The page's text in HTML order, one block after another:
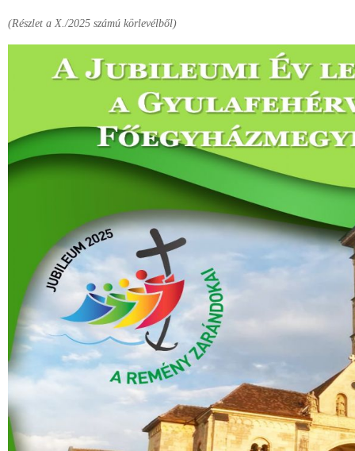
(Részlet a X./2025 számú körlevélből)